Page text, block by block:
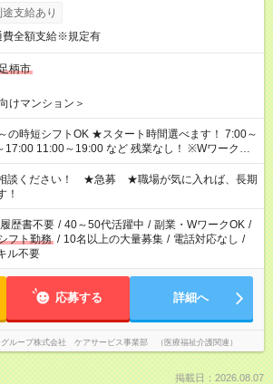
支払いとなります。
支給あり
費全額支給※規定有
柄市
けマンション＞
OK ★スタート時間選べます！ 7:00～
11:00～19:00 など 残業なし！ ※Wワークの
仕事と合わせ週40時間超の就業はご案内できませ
づき、週20時間以上勤務は社会保険への加入対象
労働者派遣法（日雇い派遣の原則禁止）により、
間の就業はご案内が難しい場合があります
談ください！ ★急募 ★職場が気に入れば、長期
！
履歴書不要 / 40～50代活躍中 / 副業・WワークOK /
フト勤務 / 10名以上の大量募集 / 電話対応なし /
ル不要
応募する 詳細へ
グループ株式会社 ケアサービス事業部 （医療福祉介護関連）
掲載日：2026.08.07